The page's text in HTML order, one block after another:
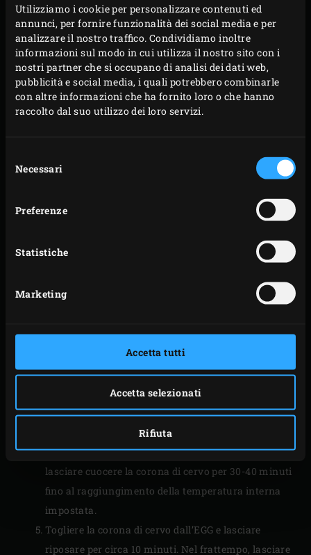
Utilizziamo i cookie per personalizzare contenuti ed
annunci, per fornire funzionalità dei social media e per
analizzare il nostro traffico. Condividiamo inoltre
informazioni sul modo in cui utilizza il nostro sito con i
nostri partner che si occupano di analisi dei dati web,
pubblicità e social media, i quali potrebbero combinarle
con altre informazioni che ha fornito loro o che hanno
raccolto dal suo utilizzo dei loro servizi.
delNecessari
Preferenze
Statistiche
Marketing
Accetta tutti
Accetta selezionati
Rifiuta
aromatiche e soffriggere fino a quando la cipolla è
traslucida. Aggiungere i funghi e infine i pistacchi e
lasciare raffreddare.
Rimuovere la griglia, posizionare ilconvEGGtor
rimettere la griglia. Riscaldare l’EGG ad una
temperatura di 180°C. Nel frattempo, riscaldare la
coperchio dell’EGG e cuocere per 20-30 minuti fino a
Mescolare il composto di funghi raffreddato con la
carne tritata finemente e la sugna di maiale e
composto formando una palla e premerla al centro
Togliere la composta dall’EGG e metterla da parte.
5.Mettere la piccola padella di ghisa sulla griglia e
mettere i rametti di timo e rosmarino rimasti
all’interno.
Mettere la corona di cervo ripiena nella padella e
inserire ilDual Probe Remote Thermometernel
cuore della carne. Impostare la temperatura al
cuore a 52°C. Chiudere il coperchio dell’EGG e
lasciare cuocere la corona di cervo per 30-40 minuti
fino al raggiungimento della temperatura interna
impostata.
Togliere la corona di cervo dall’EGG e lasciare
riposare per circa 10 minuti. Nel frattempo, lasciare